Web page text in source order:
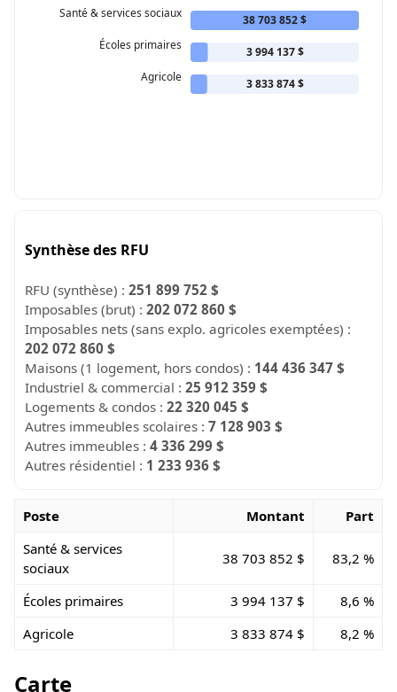
Santé & services sociaux
38 703 852 $
Écoles primaires
3 994 137 $
Agricole
3 833 874 $
Synthèse des RFU
RFU (synthèse) :251 899 752 $
Imposables (brut) :202 072 860 $
Imposables nets (sans explo. agricoles exemptées) :
202 072 860 $
Maisons (1 logement, hors condos) : 144 436 347 $
Industriel & commercial :25 912 359 $
Logements & condos :22 320 045 $
Autres immeubles scolaires :7 128 903 $
Autres immeubles :4 336 299 $
Autres résidentiel : 1 233 936 $
Poste Montant
Part
Santé & services
sociaux
38 703 852 $ 83,2 %
Écoles primaires 3 994 137 $
8,6 %
Agricole
3 833 874 $ 8,2 %
Carte